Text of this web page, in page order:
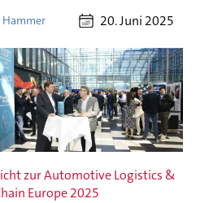
Hammer 20. Juni 2025
zur Automotive Logistics &
Europe 2025